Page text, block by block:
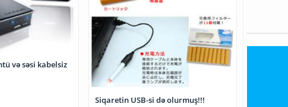
və səsi kabelsiz
Siqaretin USB-si də olurmuş!!!